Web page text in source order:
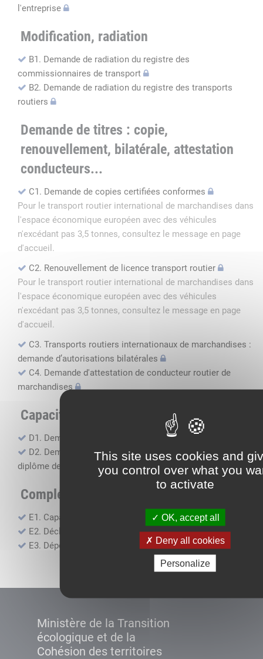
This site uses cookies and
you control over what you
to activate
OK, accept all
Deny all cookies
Personalize
l'entreprise
Modification, radiation
B1. Demande de radiation du registre des
commissionnaires de transport
B2. Demande de radiation du registre des transports
routiers
Demande de titres : copie,
renouvellement, bilatérale, attestation
conducteurs...
C1. Demande de copies certifiées conformes
Pour le transport routier international de marchandises dans
l'espace économique européen avec des véhicules
n'excédant pas 3,5 tonnes, consultez le message en page
d'accueil.
C2. Renouvellement de licence transport routier
Pour le transport routier international de marchandises dans
l'espace économique européen avec des véhicules
n'excédant pas 3,5 tonnes, consultez le message en page
d'accueil.
C3. Transports routiers internationaux de marchandises :
demande d’autorisations bilatérales
C4. Demande d'attestation de conducteur routier de
marchandises
Capacité professionnelle
D1. Demande d’attestation de capacité professionnelle
D2. Demande de certificat attestant l'obtention du
diplôme de capacité professionnelle
Compléments, suivi financier
E1. Capacité financière
E2. Déclaration de sous-traitance
E3. Dépôt des comptes annuels
Ministère de la Transition
écologique et de la
Cohésion des territoires